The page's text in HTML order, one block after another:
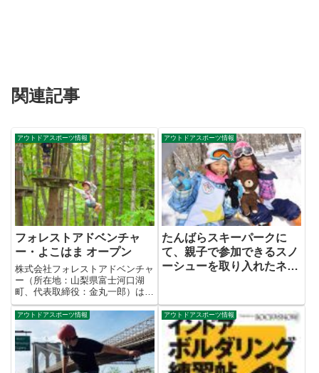
関連記事
アウトドアスポーツ情報
フォレストアドベンチャ
ー・よこはま オープン
株式会社フォレストアドベンチャ
ー（所在地：山梨県富士河口湖
町、代表取締役：金丸一郎）は、
自然共生型アウトドアパーク「フ
ォレストアドベンチャー・よこは
ま」を、第33回全国都市緑化よ
こはまフェア・里山ガーデン会場
内（横浜市旭区）にて、3月25
アウトドアスポーツ情報
たんばらスキーパークに
て、親子で参加できるスノ
ーシューを取り入れたネイ
アウトドアスポーツ情報 アウトドアスポーツ情報